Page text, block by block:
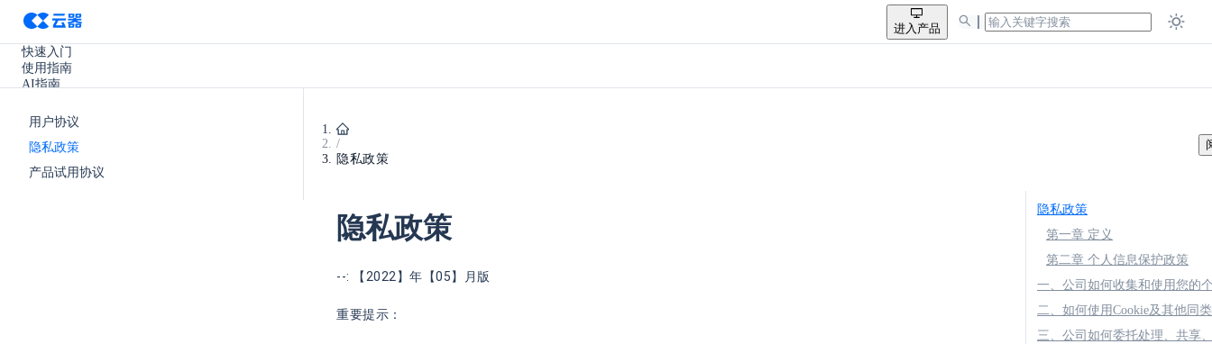
进入产品
快速入门
使用指南
AI指南
开发手册
使用场景
产品更新
其它
用户协议
隐私政策
产品试用协议
/
隐私政策
隐私政策
--: 【2022】年【05】月版
重要提示：
隐私政策
第一章 定义
第二章 个人信息保护政策
一、公司如何收集和使用您的
二、如何使用Cookie及其他同